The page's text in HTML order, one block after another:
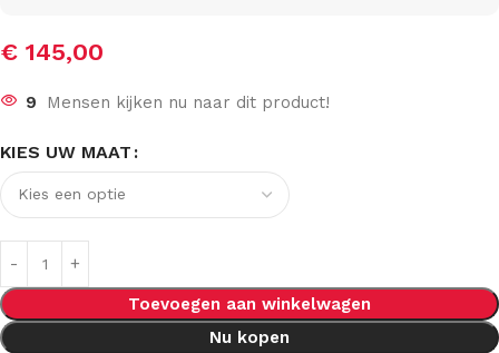
€ 145,00
9 Mensen kijken nu naar dit product!
KIES UW MAAT
Toevoegen aan winkelwagen
Nu kopen